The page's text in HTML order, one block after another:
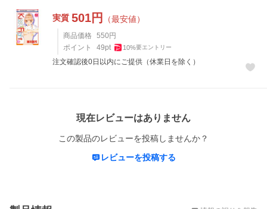
実質 501円 （最安値）
商品価格 550 円
ポイント
49pt 10%要エントリー
注文確認後0日以内にご提供（休業日を除く）
現在レビューはありません
この製品のレビューを投稿しませんか？
レビューを投稿する